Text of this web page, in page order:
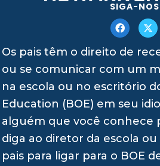
SIGA-NOS
Os pais têm o direito de
ou se comunicar com um
na escola ou no escritório
Education (BOE) em seu
alguém que você conhece
diga ao diretor da escola
pais para ligar para o BOE